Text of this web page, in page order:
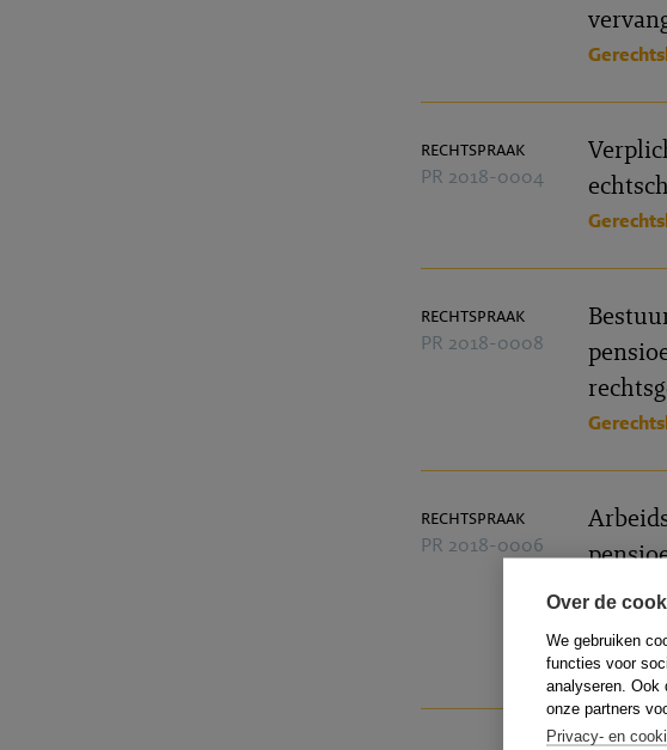
Over de
We gebruiken
functies voor
analyseren. Ook
onze partners
Privacy- en
rechtspraak
PR 2018-0004
rechtspraak
PR 2018-0008
rechtspraak
PR 2018-0006